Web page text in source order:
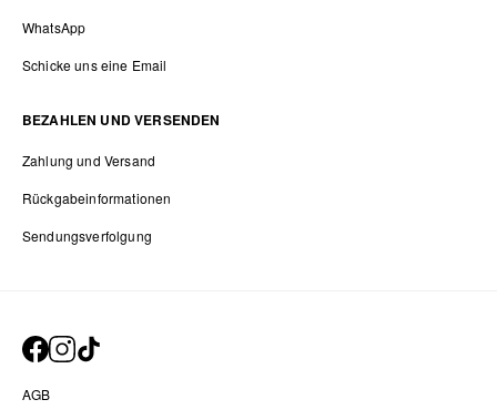
WhatsApp
Schicke uns eine Email
BEZAHLEN UND VERSENDEN
Zahlung und Versand
Rückgabeinformationen
Sendungsverfolgung
AGB